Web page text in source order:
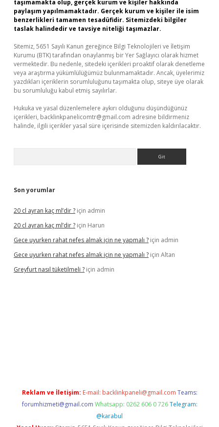
taşımamakta olup, gerçek kurum ve kişiler hakkında
paylaşım yapılmamaktadır. Gerçek kurum ve kişiler ile isim
benzerlikleri tamamen tesadüfidir. Sitemizdeki bilgiler
taslak halindedir ve tavsiye niteliği taşımazlar.
Sitemiz, 5651 Sayılı Kanun gereğince Bilgi Teknolojileri ve İletişim
Kurumu (BTK) tarafından onaylanmış bir Yer Sağlayıcı olarak hizmet
vermektedir. Bu nedenle, sitedeki içerikleri proaktif olarak denetleme
veya araştırma yükümlülüğümüz bulunmamaktadır. Ancak, üyelerimiz
yazdıkları içeriklerin sorumluluğunu taşımakta olup, siteye üye olarak
bu sorumluluğu kabul etmiş sayılırlar.
Hukuka ve yasal düzenlemelere aykırı olduğunu düşündüğünüz
içerikleri, backlinkpanelicomtr@gmail.com adresine bildirmeniz
halinde, ilgili içerikler yasal süre içerisinde sitemizden kaldırılacaktır.
Son yorumlar
20 cl ayran kaç ml’dir ? için admin
20 cl ayran kaç ml’dir ? için Harun
Gece uyurken rahat nefes almak için ne yapmalı ? için admin
Gece uyurken rahat nefes almak için ne yapmalı ? için Altan
Greyfurt nasıl tüketilmeli ? için admin
Reklam ve İletişim: E-mail: backlinkpaneli@gmail.com Teams:
forumhizmeti@gmail.com Whatsapp: 0262 606 0 726 Telegram:
@karabul